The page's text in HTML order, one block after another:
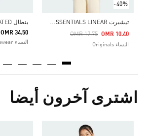
-40%
ت
يشيرت ESSENTIALS LINEAR قصة كبيرة
Price Reduced From
OMR 17.75
To OMR 10.40
النساء Originals
OMR 34.50
النساء Sportswear
اشترى آخرون أيضا